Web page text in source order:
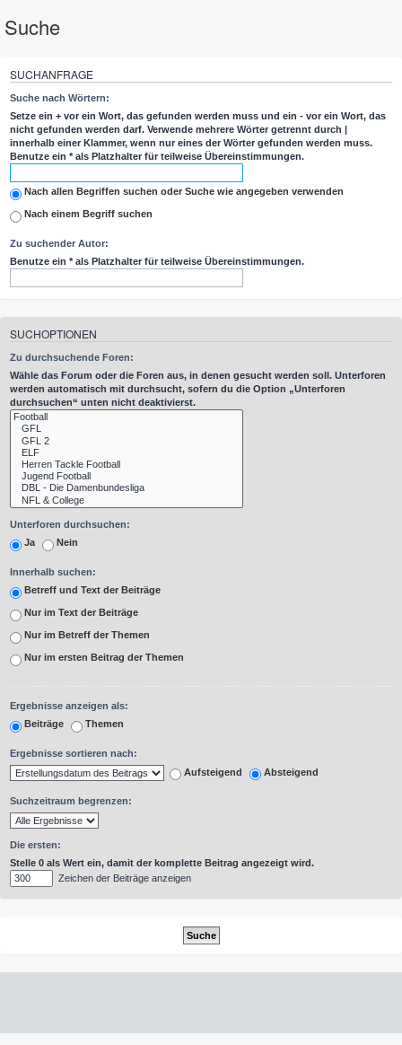
Suche
SUCHANFRAGE
Suche nach Wörtern:
Setze ein + vor ein Wort, das gefunden werden muss und ein - vor ein Wort, das
nicht gefunden werden darf. Verwende mehrere Wörter getrennt durch |
innerhalb einer Klammer, wenn nur eines der Wörter gefunden werden muss.
Benutze ein * als Platzhalter für teilweise Übereinstimmungen.
Nach allen Begriffen suchen oder Suche wie angegeben verwenden
Nach einem Begriff suchen
Zu suchender Autor:
Benutze ein * als Platzhalter für teilweise Übereinstimmungen.
SUCHOPTIONEN
Zu durchsuchende Foren:
Wähle das Forum oder die Foren aus, in denen gesucht werden soll. Unterforen
werden automatisch mit durchsucht, sofern du die Option „Unterforen
durchsuchen“ unten nicht deaktivierst.
Unterforen durchsuchen:
Ja
Nein
Innerhalb suchen:
Betreff und Text der Beiträge
Nur im Text der Beiträge
Nur im Betreff der Themen
Nur im ersten Beitrag der Themen
Ergebnisse anzeigen als:
Beiträge
Themen
Ergebnisse sortieren nach:
Aufsteigend
Absteigend
Suchzeitraum begrenzen:
Die ersten:
Stelle 0 als Wert ein, damit der komplette Beitrag angezeigt wird.
Zeichen der Beiträge anzeigen